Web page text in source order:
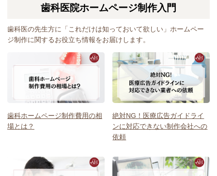
歯科医院ホームページ制作入門
歯科医の先生方に「これだけは知っておいて欲しい」ホームペー
ジ制作に関するお役立ち情報をお届けします。
歯科ホームページ制作費用の相
場とは？
絶対NG！医療広告ガイドライ
ンに対応できない制作会社への
依頼